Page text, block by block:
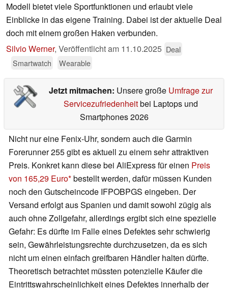
Modell bietet viele Sportfunktionen und erlaubt viele
Einblicke in das eigene Training. Dabei ist der aktuelle Deal
doch mit einem großen Haken verbunden.
Silvio Werner, Veröffentlicht am 11.10.2025 Deal
Smartwatch
Wearable
Jetzt mitmachen: Unsere große Umfrage zur
Servicezufriedenheitbei Laptops und
Smartphones 2026
Nicht nur eine Fenix-Uhr, sondern auch die Garmin
Forerunner 255 gibt es aktuell zu einem sehr attraktiven
Preis. Konkret kann diese bei AliExpress für einen Preis
von 165,29 Euro bestellt werden, dafür müssen Kunden
noch den Gutscheincode IFPOBPGS eingeben. Der
Versand erfolgt aus Spanien und damit sowohl zügig als
auch ohne Zollgefahr, allerdings ergibt sich eine spezielle
Gefahr: Es dürfte im Falle eines Defektes sehr schwierig
sein, Gewährleistungsrechte durchzusetzen, da es sich
nicht um einen einfach greifbaren Händler halten dürfte.
Theoretisch betrachtet müssten potenzielle Käufer die
Eintrittswahrscheinlichkeit eines Defektes innerhalb der